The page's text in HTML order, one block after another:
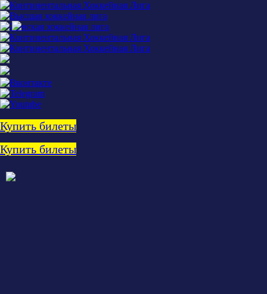
Купить билеты
Купить билеты